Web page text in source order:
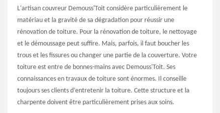
L'artisan couvreur Demouss'Toit considère particulièrement le
matériau et la gravité de sa dégradation pour réussir une
rénovation de toiture. Pour la rénovation de toiture, le nettoyage
et le démoussage peut suffire. Mais, parfois, il faut boucher les
trous et les fissures ou changer une partie de la couverture. Votre
toiture est entre de bonnes-mains avec Demouss'Toit. Ses
connaissances en travaux de toiture sont énormes. Il conseille
toujours ses clients d’entretenir la toiture. Cette structure et la
charpente doivent être particulièrement prises aux soins.